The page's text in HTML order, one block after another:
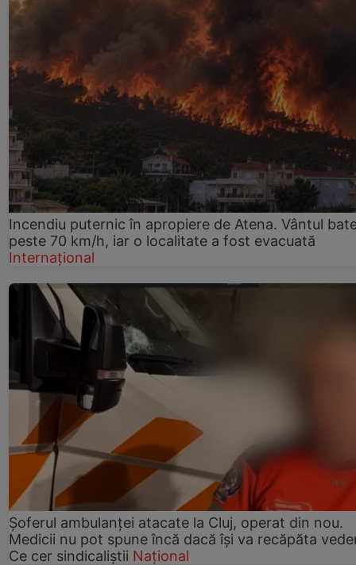
Incendiu puternic în apropiere de Atena. Vântul
peste 70 km/h, iar o localitate a fost evacuată
Internațional
Șoferul ambulanței atacate la Cluj, operat din nou.
Medicii nu pot spune încă dacă își va recăpăta
Ce cer sindicaliștii Național